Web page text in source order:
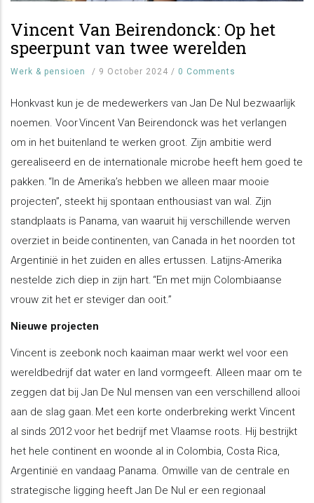
Vincent Van Beirendonck: Op het
speerpunt van twee werelden
Werk & pensioen / 9 October 2024 / 0 Comments
Honkvast kun je de medewerkers van Jan De Nul bezwaarlijk
noemen. Voor Vincent Van Beirendonck was het verlangen
om in het buitenland te werken groot. Zijn ambitie werd
gerealiseerd en de internationale microbe heeft hem goed te
pakken. “In de Amerika’s hebben we alleen maar mooie
projecten”, steekt hij spontaan enthousiast van wal. Zijn
standplaats is Panama, van waaruit hij verschillende werven
overziet in beide continenten, van Canada in het noorden tot
Argentinië in het zuiden en alles ertussen. Latijns-Amerika
nestelde zich diep in zijn hart. “En met mijn Colombiaanse
vrouw zit het er steviger dan ooit.”
Nieuwe projecten
Vincent is zeebonk noch kaaiman maar werkt wel voor een
wereldbedrijf dat water en land vormgeeft. Alleen maar om te
zeggen dat bij Jan De Nul mensen van een verschillend allooi
aan de slag gaan. Met een korte onderbreking werkt Vincent
al sinds 2012 voor het bedrijf met Vlaamse roots. Hij bestrijkt
het hele continent en woonde al in Colombia, Costa Rica,
Argentinië en vandaag Panama. Omwille van de centrale en
strategische ligging heeft Jan De Nul er een regionaal